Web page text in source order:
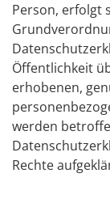
Person, erfolgt
Öffentlichkeit
erhobenen,
werden
Rechte